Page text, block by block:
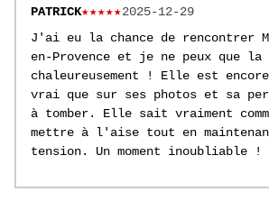
PATRICK★★★★★2025-12-29
J'ai eu la chance de rencontrer
en-Provence et je ne peux que la
chaleureusement ! Elle est
vrai que sur ses photos et sa
à tomber. Elle sait vraiment
mettre à l'aise tout en
tension. Un moment inoubliable !